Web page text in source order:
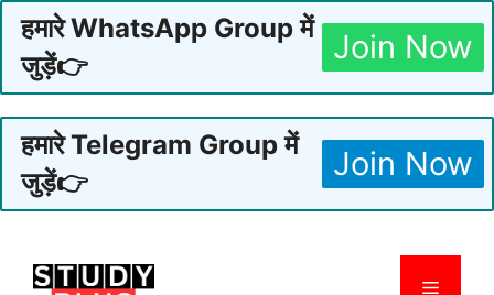
हमारे WhatsApp Group में
जुड़ें👉
Join Now
हमारे Telegram Group में
जुड़ें👉
Join Now
Menu